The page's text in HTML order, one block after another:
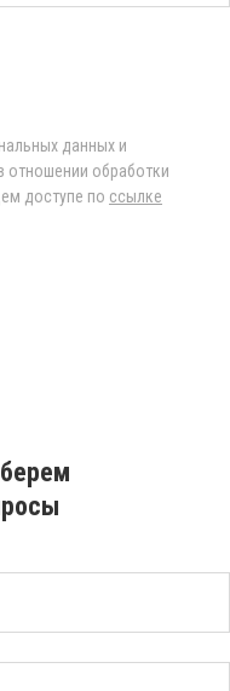
данных и
отношении обработки
доступе по ссылке